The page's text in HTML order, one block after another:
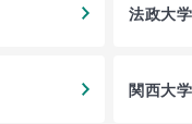
法政大学
関西大学